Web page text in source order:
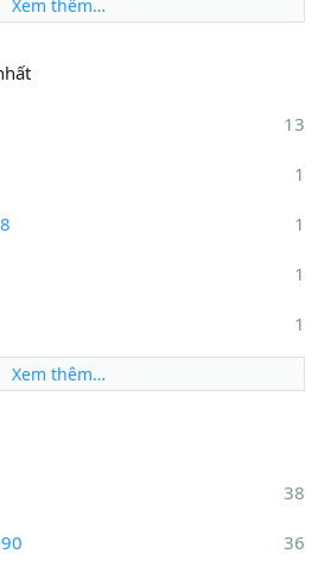
Xem thêm…
13
1
1
1
1
Xem thêm…
38
36